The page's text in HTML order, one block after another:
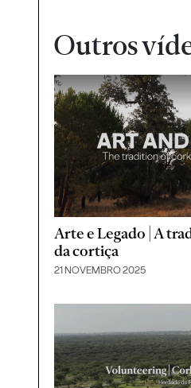
Outros
Arte e Legado | A
da cortiça
21 NOVEMBRO 2025